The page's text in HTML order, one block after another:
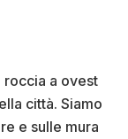
roccia a ovest
città. Siamo
e sulle mura